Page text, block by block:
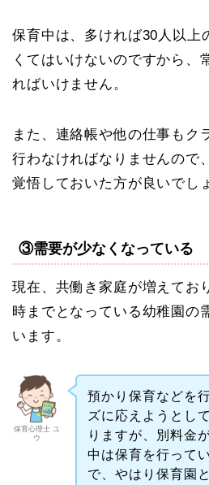
保育中は、多ければ30人以上
くてはいけないのですから、
ればいけません。
また、連絡帳や他の仕事もク
行わなければなりませんので、
覚悟しておいた方が良いでし
③需要が少なくなっている
現在、共働き家庭が増えてお
時までとなっている幼稚園の
います。
保育心理士 ユ
ウ
預かり保育などを
ズに応えようとし
りますが、別料金
中は保育を行って
で、やはり保育園